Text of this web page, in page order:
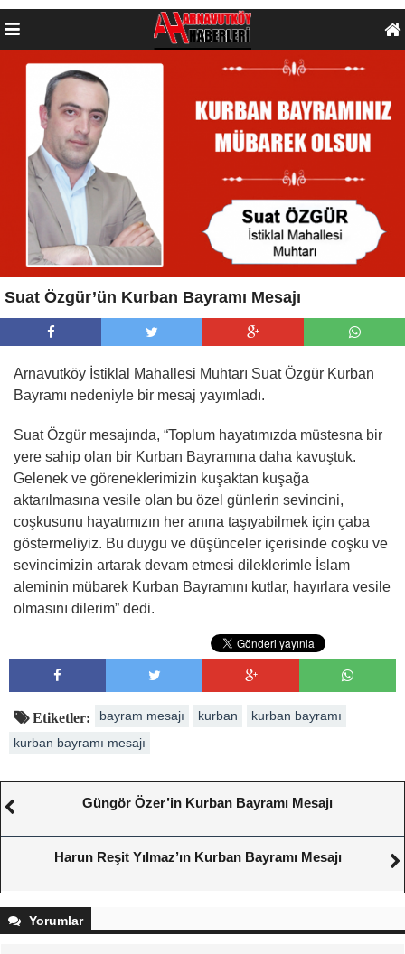
Suat Özgür’ün Kurban Bayramı Mesajı
Arnavutköy İstiklal Mahallesi Muhtarı Suat Özgür Kurban
Bayramı nedeniyle bir mesaj yayımladı.
Suat Özgür mesajında, “Toplum hayatımızda müstesna bir
yere sahip olan bir Kurban Bayramına daha kavuştuk.
Gelenek ve göreneklerimizin kuşaktan kuşağa
aktarılmasına vesile olan bu özel günlerin sevincini,
coşkusunu hayatımızın her anına taşıyabilmek için çaba
göstermeliyiz. Bu duygu ve düşünceler içerisinde coşku ve
sevincimizin artarak devam etmesi dileklerimle İslam
aleminin mübarek Kurban Bayramını kutlar, hayırlara vesile
olmasını dilerim” dedi.
Etiketler: bayram mesajı kurban
kurban bayramı
kurban bayramı mesajı
Güngör Özer’in Kurban Bayramı Mesajı
Harun Reşit Yılmaz’ın Kurban Bayramı Mesajı
Yorumlar